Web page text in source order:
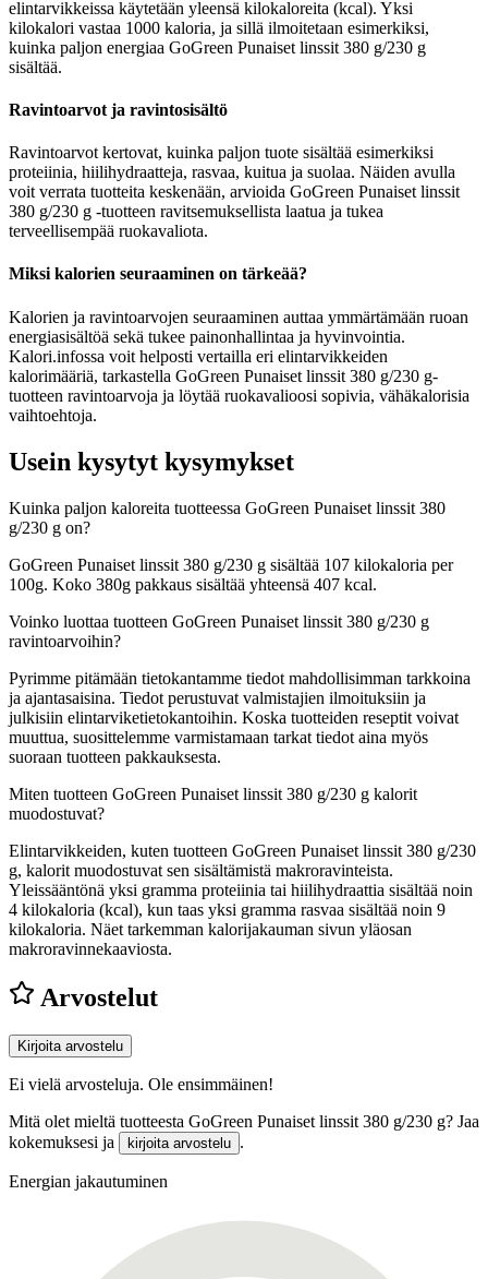
elintarvikkeissa käytetään yleensä kilokaloreita (kcal). Yksi
kilokalori vastaa 1000 kaloria, ja sillä ilmoitetaan esimerkiksi,
kuinka paljon energiaa GoGreen Punaiset linssit 380 g/230 g
sisältää.
Ravintoarvot ja ravintosisältö
Ravintoarvot kertovat, kuinka paljon tuote sisältää esimerkiksi
proteiinia, hiilihydraatteja, rasvaa, kuitua ja suolaa. Näiden avulla
voit verrata tuotteita keskenään, arvioida GoGreen Punaiset linssit
380 g/230 g -tuotteen ravitsemuksellista laatua ja tukea
terveellisempää ruokavaliota.
Miksi kalorien seuraaminen on tärkeää?
Kalorien ja ravintoarvojen seuraaminen auttaa ymmärtämään ruoan
energiasisältöä sekä tukee painonhallintaa ja hyvinvointia.
Kalori.infossa voit helposti vertailla eri elintarvikkeiden
kalorimääriä, tarkastella GoGreen Punaiset linssit 380 g/230 g-
tuotteen ravintoarvoja ja löytää ruokavalioosi sopivia, vähäkalorisia
vaihtoehtoja.
Usein kysytyt kysymykset
Kuinka paljon kaloreita tuotteessa GoGreen Punaiset linssit 380
g/230 g on?
GoGreen Punaiset linssit 380 g/230 g sisältää 107 kilokaloria per
100g. Koko 380g pakkaus sisältää yhteensä 407 kcal.
Voinko luottaa tuotteen GoGreen Punaiset linssit 380 g/230 g
ravintoarvoihin?
Pyrimme pitämään tietokantamme tiedot mahdollisimman tarkkoina
ja ajantasaisina. Tiedot perustuvat valmistajien ilmoituksiin ja
julkisiin elintarviketietokantoihin. Koska tuotteiden reseptit voivat
muuttua, suosittelemme varmistamaan tarkat tiedot aina myös
suoraan tuotteen pakkauksesta.
Miten tuotteen GoGreen Punaiset linssit 380 g/230 g kalorit
muodostuvat?
Elintarvikkeiden, kuten tuotteen GoGreen Punaiset linssit 380 g/230
g, kalorit muodostuvat sen sisältämistä makroravinteista.
Yleissääntönä yksi gramma proteiinia tai hiilihydraattia sisältää noin
4 kilokaloria (kcal), kun taas yksi gramma rasvaa sisältää noin 9
kilokaloria. Näet tarkemman kalorijakauman sivun yläosan
makroravinnekaaviosta.
Arvostelut
Kirjoita arvostelu
Ei vielä arvosteluja. Ole ensimmäinen!
Mitä olet mieltä tuotteesta GoGreen Punaiset linssit 380 g/230 g? Jaa
kokemuksesi ja
kirjoita arvostelu .
Energian jakautuminen